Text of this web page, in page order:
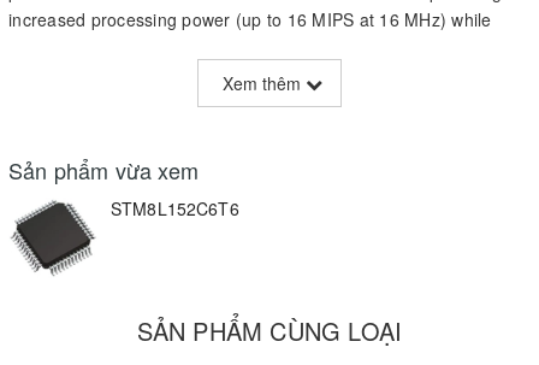
increased processing power (up to 16 MIPS at 16 MHz) while
code density, a 24-bit linear addressing space and an optimized
architecture for low power operations.
interface (SWIM) which allows non-intrusive in-application
debugging and ultrafast Flash programming.
All high density and medium+ density STM8L15xx
microcontrollers feature embedded data EEPROM and low power
The devices incorporate an extensive range of enhanced I/Os
Xem thêm
Sản phẩm vừa xem
STM8L152C6T6
SẢN PHẨM CÙNG LOẠI